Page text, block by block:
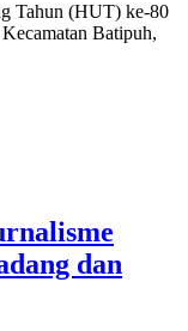
Tahun (HUT) ke-80
Batipuh,
dan